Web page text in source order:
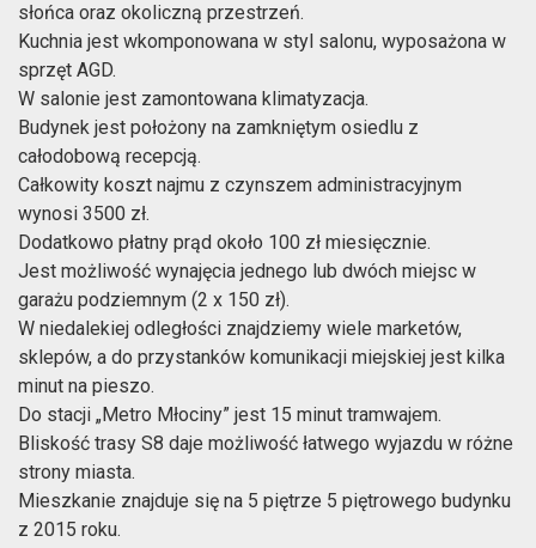
słońca oraz okoliczną przestrzeń.
Kuchnia jest wkomponowana w styl salonu, wyposażona w
sprzęt AGD.
W salonie jest zamontowana klimatyzacja.
Budynek jest położony na zamkniętym osiedlu z
całodobową recepcją.
Całkowity koszt najmu z czynszem administracyjnym
wynosi 3500 zł.
Dodatkowo płatny prąd około 100 zł miesięcznie.
Jest możliwość wynajęcia jednego lub dwóch miejsc w
garażu podziemnym (2 x 150 zł).
W niedalekiej odległości znajdziemy wiele marketów,
sklepów, a do przystanków komunikacji miejskiej jest kilka
minut na pieszo.
Do stacji „Metro Młociny” jest 15 minut tramwajem.
Bliskość trasy S8 daje możliwość łatwego wyjazdu w różne
strony miasta.
Mieszkanie znajduje się na 5 piętrze 5 piętrowego budynku
z 2015 roku.